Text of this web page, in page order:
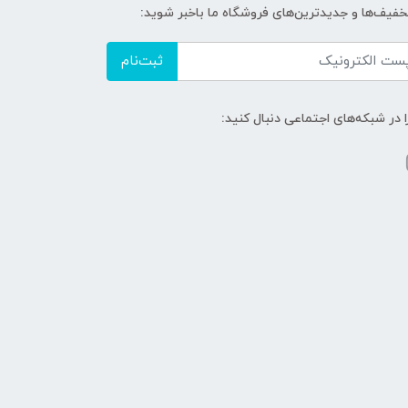
و جدیدترین‌های فروشگاه ما باخبر شوید:
ثبت‌نام
در شبکه‌های اجتماعی دنبال کنید: